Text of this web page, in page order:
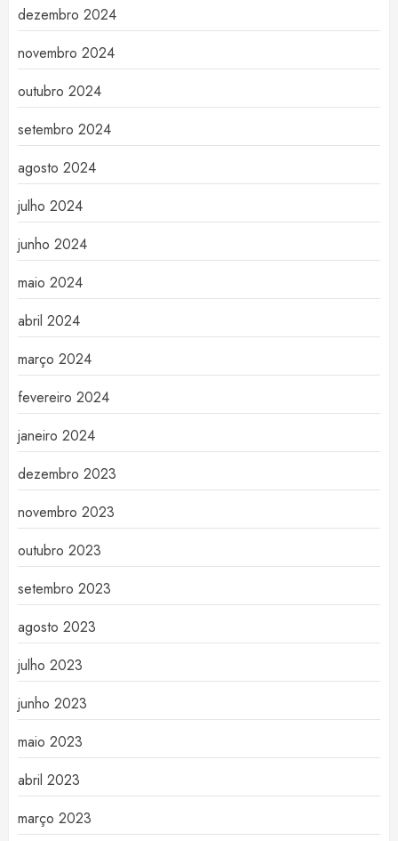
dezembro 2024
novembro 2024
outubro 2024
setembro 2024
agosto 2024
julho 2024
junho 2024
maio 2024
abril 2024
março 2024
fevereiro 2024
janeiro 2024
dezembro 2023
novembro 2023
outubro 2023
setembro 2023
agosto 2023
julho 2023
junho 2023
maio 2023
abril 2023
março 2023